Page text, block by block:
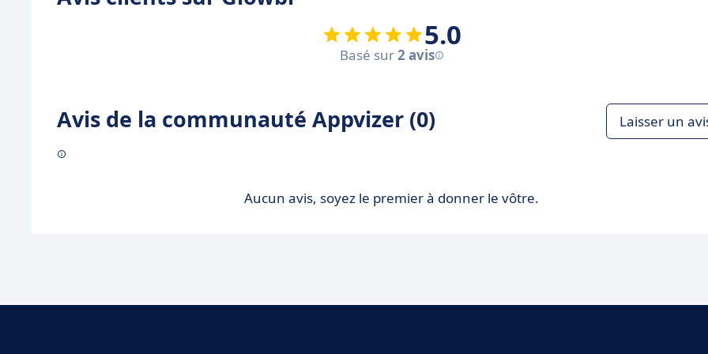
5.0
Basé sur2 avis
Avis de la communauté Appvizer (0) Laisser un
Aucun avis, soyez le premier à donner le vôtre.